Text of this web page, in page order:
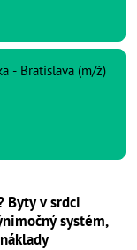
- Bratislava (m/ž)
Byty v srdci
systém,